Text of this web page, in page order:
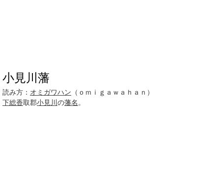
小見川藩
読み方： オミガワハン （ｏｍｉｇａｗａｈａｎ）
下総香取郡小見川 の藩名 。